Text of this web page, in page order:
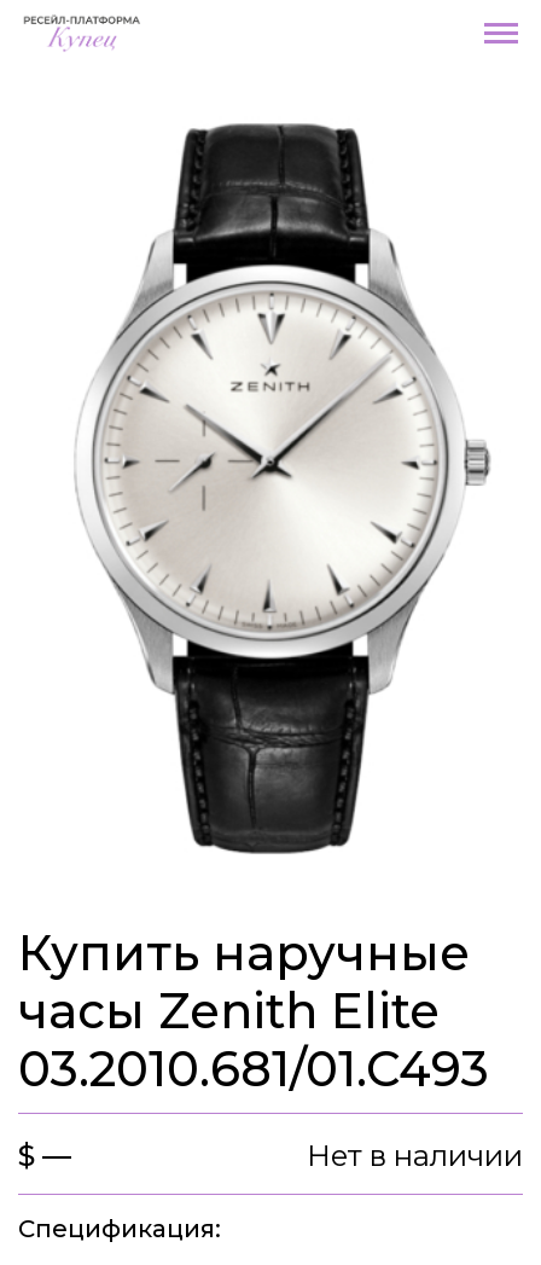
Купить наручные
часы Zenith Elite
03.2010.681/01.C493
$ — Нет в наличии
Спецификация: